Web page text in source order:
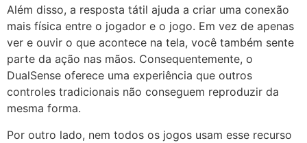
Além disso, a resposta tátil ajuda a criar uma conexão
mais física entre o jogador e o jogo. Em vez de apenas
ver e ouvir o que acontece na tela, você também sente
parte da ação nas mãos. Consequentemente, o
DualSense oferece uma experiência que outros
controles tradicionais não conseguem reproduzir da
mesma forma.
Por outro lado, nem todos os jogos usam esse recurso